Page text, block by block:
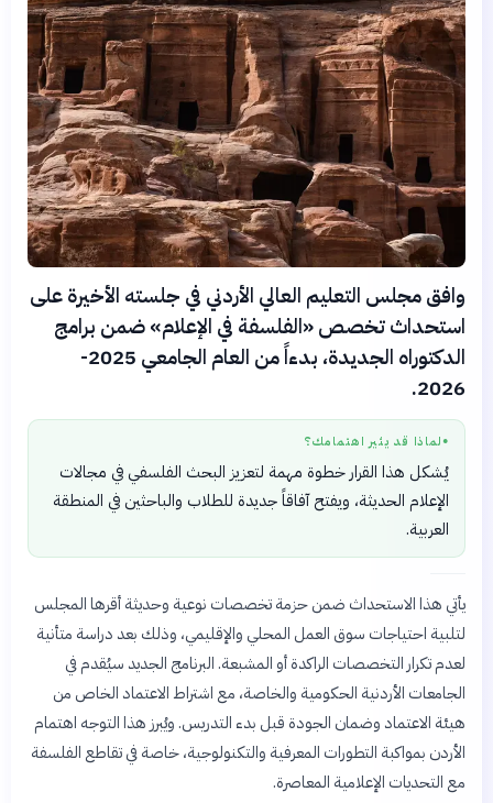
وافق مجلس التعليم العالي الأردني في جلسته الأخيرة على
استحداث تخصص «الفلسفة في الإعلام» ضمن برامج
الدكتوراه الجديدة، بدءاً من العام الجامعي 2025-
2026.
● لماذا قد يثير اهتمامك؟
يُشكل هذا القرار خطوة مهمة لتعزيز البحث الفلسفي في مجالات
الإعلام الحديثة، ويفتح آفاقاً جديدة للطلاب والباحثين في المنطقة
العربية.
يأتي هذا الاستحداث ضمن حزمة تخصصات نوعية وحديثة أقرها المجلس
لتلبية احتياجات سوق العمل المحلي والإقليمي، وذلك بعد دراسة متأنية
لعدم تكرار التخصصات الراكدة أو المشبعة. البرنامج الجديد سيُقدم في
الجامعات الأردنية الحكومية والخاصة، مع اشتراط الاعتماد الخاص من
هيئة الاعتماد وضمان الجودة قبل بدء التدريس. ويُبرز هذا التوجه اهتمام
الأردن بمواكبة التطورات المعرفية والتكنولوجية، خاصة في تقاطع الفلسفة
مع التحديات الإعلامية المعاصرة.